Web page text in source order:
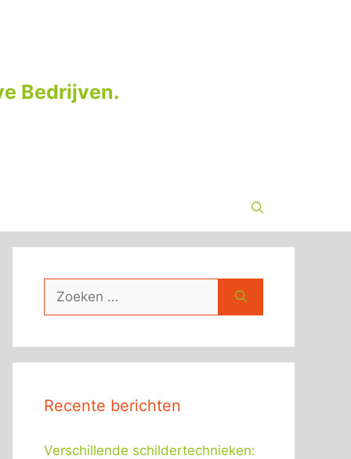
Bedrijven.
naar:
Recente berichten
Verschillende schildertechnieken: